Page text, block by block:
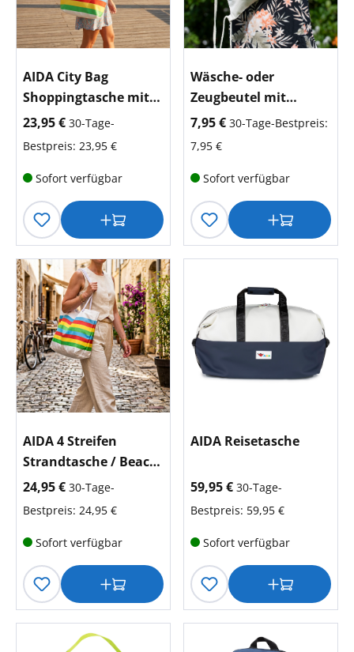
AIDA City Bag
Shoppingtasche mit
Kussmund-Anhänger
aktueller Preis:
23,95 € 30-Tage-
Bestpreis: 23,95 €
Sofort verfügbar
Wäsche- oder
Zeugbeutel mit
Kussmund
aktueller Preis:
7,95 € 30-Tage-Bestpreis:
7,95 €
Sofort verfügbar
AIDA 4 Streifen
Strandtasche / Beach
Bag
aktueller Preis:
24,95 € 30-Tage-
Bestpreis: 24,95 €
Sofort verfügbar
AIDA Reisetasche
aktueller Preis:
59,95 € 30-Tage-
Bestpreis: 59,95 €
Sofort verfügbar